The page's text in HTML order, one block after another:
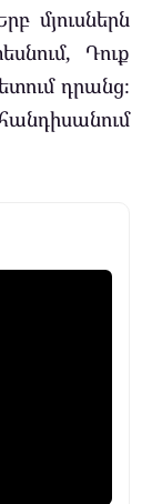
մյուսներն
Դուք
դրանց։